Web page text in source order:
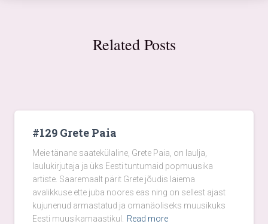
Related Posts
#129 Grete Paia
Meie tänane saatekülaline, Grete Paia, on laulja,
laulukirjutaja ja üks Eesti tuntumaid popmuusika
artiste. Saaremaalt pärit Grete jõudis laiema
avalikkuse ette juba noores eas ning on sellest ajast
kujunenud armastatud ja omanäoliseks muusikuks
Eesti muusikamaastikul.
Read more